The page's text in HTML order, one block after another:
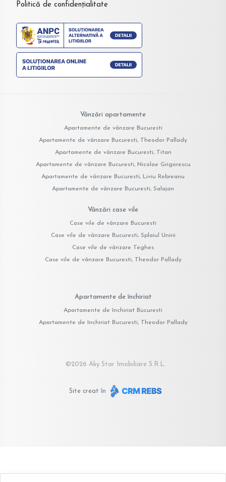
Politică de confidențialitate
Vânzări apartamente
Apartamente de vânzare Bucuresti
Apartamente de vânzare Bucuresti, Theodor Pallady
Apartamente de vânzare Bucuresti, Titan
Apartamente de vânzare Bucuresti, Nicolae Grigorescu
Apartamente de vânzare Bucuresti, Liviu Rebreanu
Apartamente de vânzare Bucuresti, Salajan
Vânzări case vile
Case vile de vânzare Bucuresti
Case vile de vânzare Bucuresti, Splaiul Unirii
Case vile de vânzare Teghes
Case vile de vânzare Bucuresti, Theodor Pallady
Apartamente de închiriat
Apartamente de închiriat Bucuresti
Apartamente de închiriat Bucuresti, Theodor Pallady
©2026 Aky Star Imobiliare S.R.L.
Site creat în